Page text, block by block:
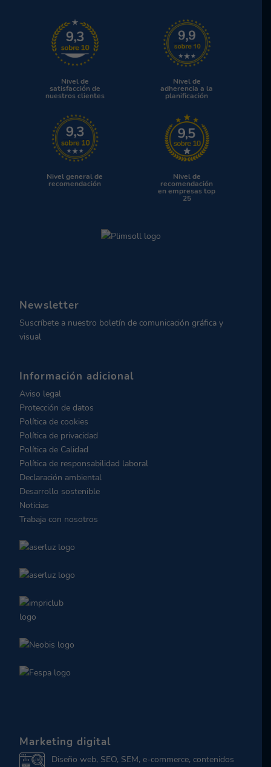
Nivel de
satisfacción de
nuestros clientes
Nivel de
adherencia a la
planificación
Nivel general de
recomendación
Nivel de
recomendación
en empresas top
25
Newsletter
Suscríbete a nuestro boletín de comunicación gráfica y
visual
Información adicional
Aviso legal
Protección de datos
Política de cookies
Política de privacidad
Política de Calidad
Política de responsabilidad laboral
Declaración ambiental
Desarrollo sostenible
Noticias
Trabaja con nosotros
Marketing digital
Diseño web, SEO, SEM, e-commerce, contenidos